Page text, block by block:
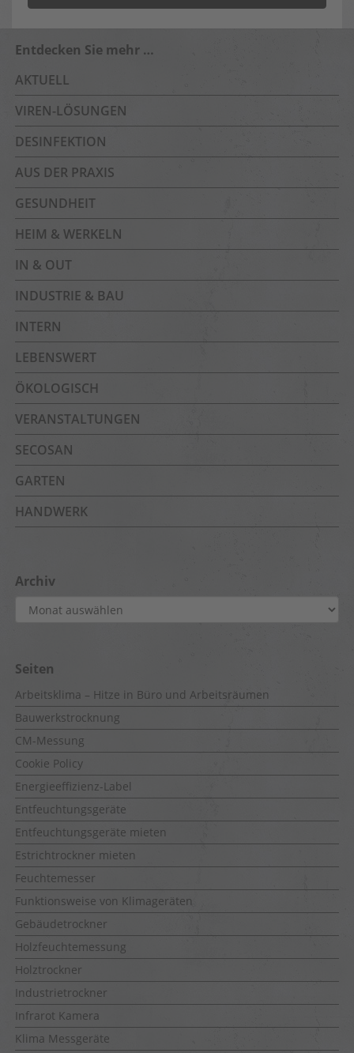
Entdecken Sie mehr …
AKTUELL
VIREN-LÖSUNGEN
DESINFEKTION
AUS DER PRAXIS
GESUNDHEIT
HEIM & WERKELN
IN & OUT
INDUSTRIE & BAU
INTERN
LEBENSWERT
ÖKOLOGISCH
VERANSTALTUNGEN
SECOSAN
GARTEN
HANDWERK
Archiv
Archiv
Seiten
Arbeitsklima – Hitze in Büro und Arbeitsräumen
Bauwerkstrocknung
CM-Messung
Cookie Policy
Energieeffizienz-Label
Entfeuchtungsgeräte
Entfeuchtungsgeräte mieten
Estrichtrockner mieten
Feuchtemesser
Funktionsweise von Klimageräten
Gebäudetrockner
Holzfeuchtemessung
Holztrockner
Industrietrockner
Infrarot Kamera
Klima Messgeräte